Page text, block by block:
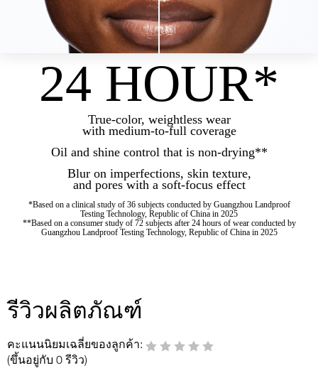
24 HOUR*
True-color, weightless wear
with medium-to-full coverage
Oil and shine control that is non-drying**
Blur on imperfections, skin texture,
and pores with a soft-focus effect
*Based on a clinical study of 36 subjects conducted by Guangzhou Landproof
Testing Technology, Republic of China in 2025
**Based on a consumer study of 72 subjects after 24 hours of wear conducted by
Guangzhou Landproof Testing Technology, Republic of China in 2025
รีวิวผลิตภัณฑ์
คะแนนนิยมเฉลี่ยของลูกค้า:
(ขึ้นอยู่กับ 0 รีวิว)